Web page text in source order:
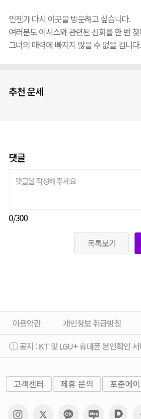
언젠가 다시 이곳을 방문하고 싶습니다.
여러분도 이시스와 관련된 신화를 한 번
그녀의 매력에 빠지지 않을 수 없을 겁니다.
추천 운세
댓글
0/300
목록보기
이용약관 개인정보 취급방침
공지 : KT 및 LGU+ 휴대폰 본인확인
고객센터 제휴 문의 포춘에